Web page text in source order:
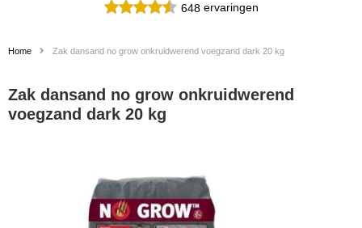
648ervaringen
Home Zak dansand no grow onkruidwerend voegzand dark 20 kg
Zak dansand no grow onkruidwerend
voegzand dark 20 kg